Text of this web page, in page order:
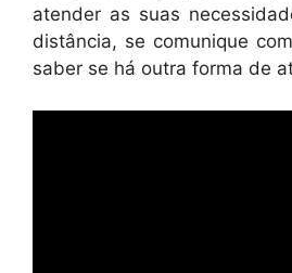
atender as suas
distância, se comunique
saber se há outra forma de